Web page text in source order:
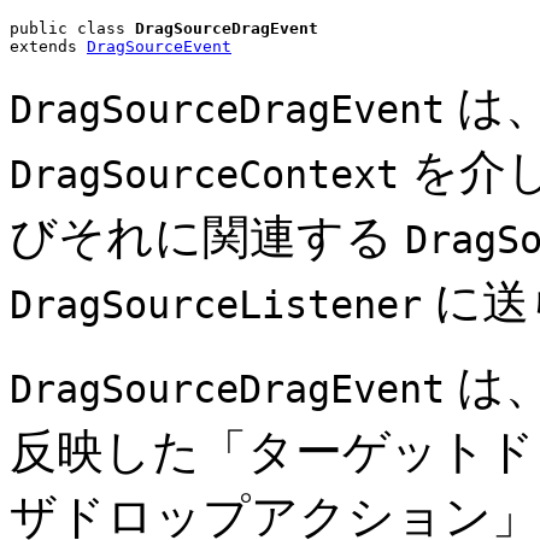
public class DragSourceDragEvent
extends DragSourceEvent
DragSourceDragEvent は
DragSourceContext を介
びそれに関連する
DragSourceListener に
DragSourceDragEvent は
反映した「ターゲット
ザドロップアクション